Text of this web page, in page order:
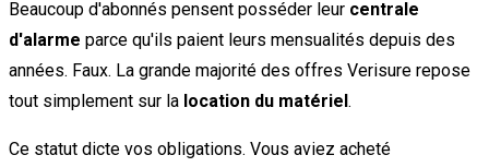
Beaucoup d'abonnés pensent posséder leur centrale
d'alarme parce qu'ils paient leurs mensualités depuis des
années. Faux. La grande majorité des offres Verisure repose
tout simplement sur la location du matériel.
Ce statut dicte vos obligations. Vous aviez acheté